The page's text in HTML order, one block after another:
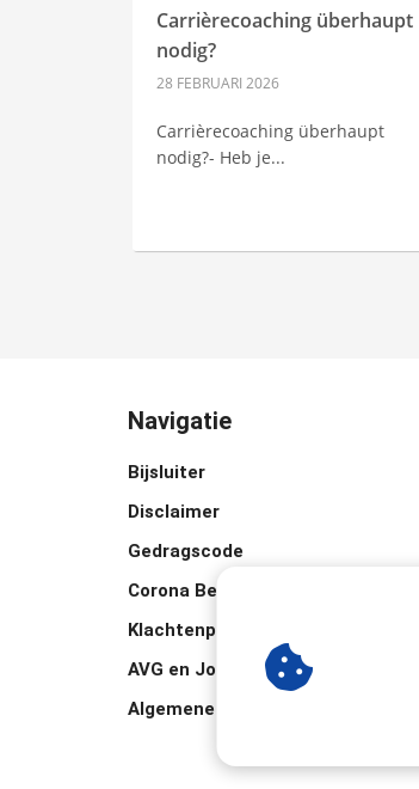
Carrièrecoaching überhaupt
nodig?
28 FEBRUARI 2026
Carrièrecoaching überhaupt
nodig?- Heb je...
Navigatie
Bijsluiter
Disclaimer
Gedragscode
Corona Beleid
Klachtenprocedure
AVG en Jouw Privacy
Algemene Voorwaarden